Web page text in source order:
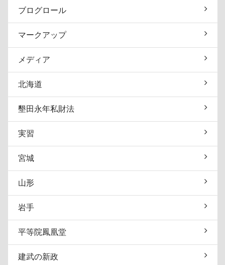
ブログロール
マークアップ
メディア
北海道
墾田永年私財法
実習
宮城
山形
岩手
平等院鳳凰堂
建武の新政